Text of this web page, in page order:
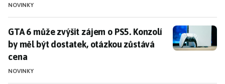
NOVINKY
GTA 6 může zvýšit zájem o PS5. Konzolí by měl být
GTA 6 může zvýšit zájem o PS5. Konzolí
by měl být dostatek, otázkou zůstává
cena
NOVINKY